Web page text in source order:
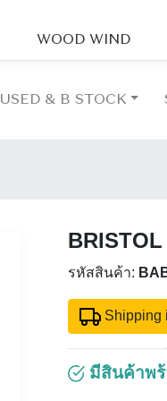
WOOD WIND
USED & B STOCK
รหัสสินค้า:
Shipping
มีสินค้าพ